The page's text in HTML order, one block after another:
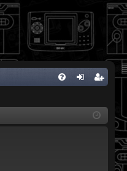
ist